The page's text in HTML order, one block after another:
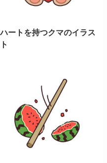
ハートを持つクマのイラス
ト